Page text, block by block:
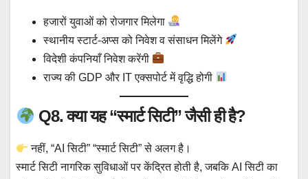
हजारों युवाओं को रोजगार मिलेगा
स्थानीय स्टार्ट-अप्स को निवेश व संसाधन मिलेंगे
विदेशी कंपनियाँ निवेश करेंगी
राज्य की GDP और IT एक्सपोर्ट में वृद्धि होगी
Q8. क्या यह “स्मार्ट सिटी” जैसी ही है?
नहीं, “AI सिटी” “स्मार्ट सिटी” से अलग है।
स्मार्ट सिटी नागरिक सुविधाओं पर केंद्रित होती है, जबकि AI सिटी का